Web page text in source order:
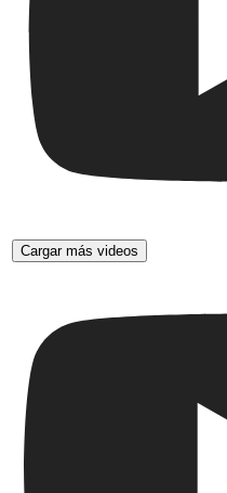
Cargar más videos